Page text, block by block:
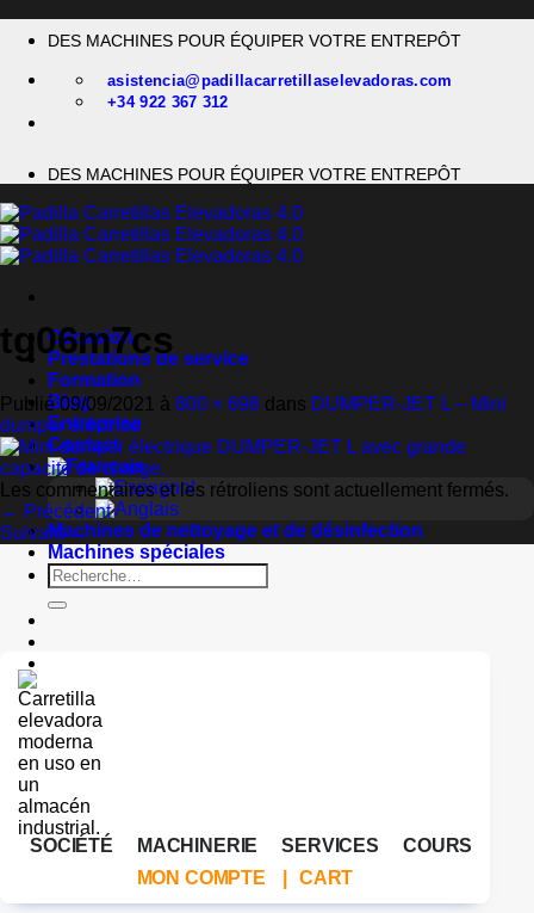
DES MACHINES POUR ÉQUIPER VOTRE ENTREPÔT
asistencia@padillacarretillaselevadoras.com
+34 922 367 312
DES MACHINES POUR ÉQUIPER VOTRE ENTREPÔT
Occasion
Prestations de service
Formation
Blog
Entreprise
Contact
Machines de nettoyage et de désinfection
Machines spéciales
Recherche
pour :
tg06m7cs
Publié09/09/2021 à 800 × 698 dans DUMPER-JET L – Mini
dumper eléctrico
Les commentaires et les rétroliens sont actuellement fermés.
← Précédent
Suivant→
SOCIÉTÉ MACHINERIE SERVICES
COURS
MON COMPTE
CART